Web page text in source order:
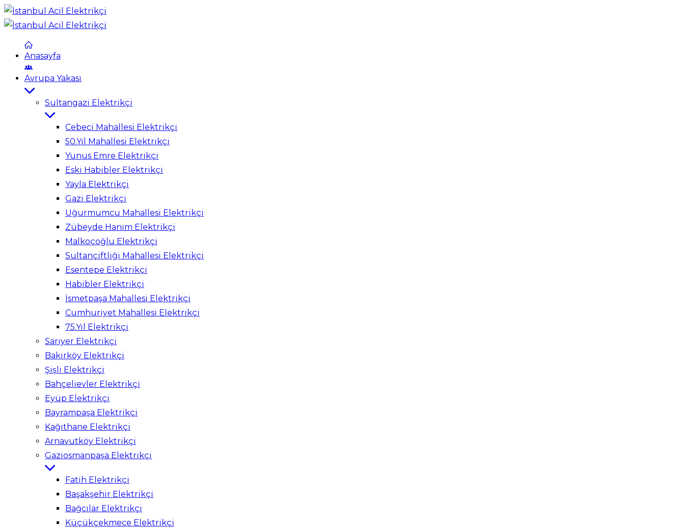
Anasayfa
Avrupa Yakası
Sultangazi Elektrikçi
Cebeci Mahallesi Elektrikçi
50.Yıl Mahallesi Elektrikçi
Yunus Emre Elektrikçi
Eski Habibler Elektrikçi
Yayla Elektrikçi
Gazi Elektrikçi
Uğurmumcu Mahallesi Elektrikçi
Zübeyde Hanım Elektrikçi
Malkoçoğlu Elektrikçi
Sultançiftliği Mahallesi Elektrikçi
Esentepe Elektrikçi
Habibler Elektrikçi
İsmetpaşa Mahallesi Elektrikçi
Cumhuriyet Mahallesi Elektrikçi
75.Yıl Elektrikçi
Sarıyer Elektrikçi
Bakırköy Elektrikçi
Şişli Elektrikçi
Bahçelievler Elektrikçi
Eyüp Elektrikçi
Bayrampaşa Elektrikçi
Kağıthane Elektrikçi
Arnavutköy Elektrikçi
Gaziosmanpaşa Elektrikçi
Fatih Elektrikçi
Başakşehir Elektrikçi
Bağcılar Elektrikçi
Küçükçekmece Elektrikçi